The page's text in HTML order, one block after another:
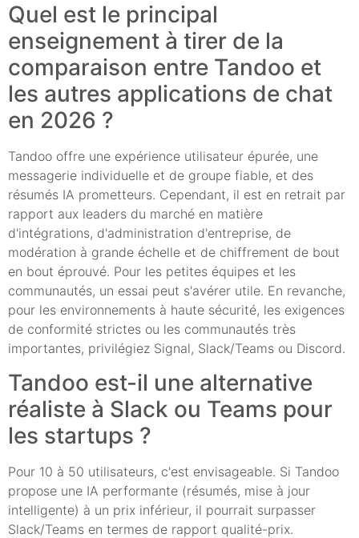
Quel est le principal
enseignement à tirer de la
comparaison entre Tandoo et
les autres applications de chat
en 2026 ?
Tandoo offre une expérience utilisateur épurée, une
messagerie individuelle et de groupe fiable, et des
résumés IA prometteurs. Cependant, il est en retrait par
rapport aux leaders du marché en matière
d'intégrations, d'administration d'entreprise, de
modération à grande échelle et de chiffrement de bout
en bout éprouvé. Pour les petites équipes et les
communautés, un essai peut s'avérer utile. En revanche,
pour les environnements à haute sécurité, les exigences
de conformité strictes ou les communautés très
importantes, privilégiez Signal, Slack/Teams ou Discord.
Tandoo est-il une alternative
réaliste à Slack ou Teams pour
les startups ?
Pour 10 à 50 utilisateurs, c'est envisageable. Si Tandoo
propose une IA performante (résumés, mise à jour
intelligente) à un prix inférieur, il pourrait surpasser
Slack/Teams en termes de rapport qualité-prix.